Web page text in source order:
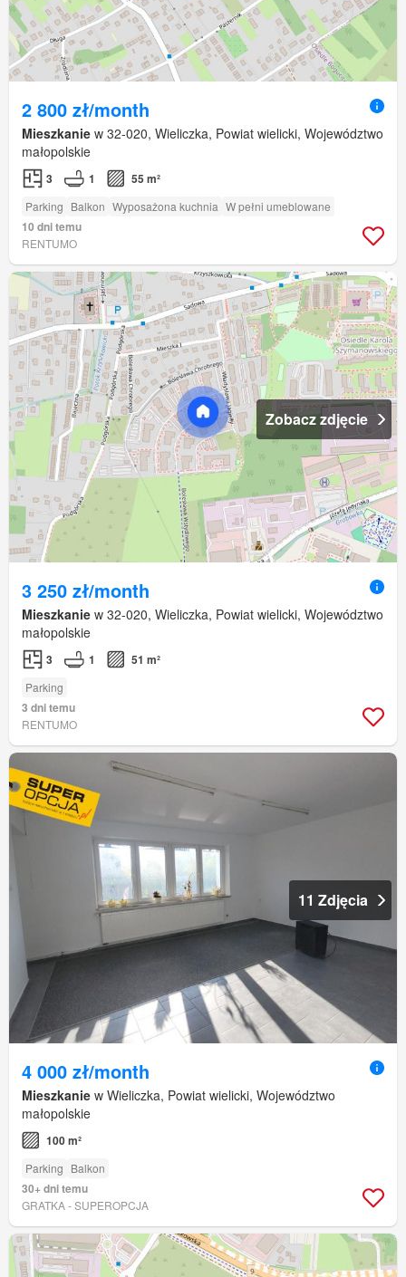
2 800 zł/month
Mieszkanie w 32-020, Wieliczka, Powiat wielicki, Województwo
małopolskie
3 1 55 m²
Parking Balkon Wyposażona kuchnia W pełni umeblowane
10 dni temu
RENTUMO
Zobacz zdjęcie
3 250 zł/month
Mieszkanie w 32-020, Wieliczka, Powiat wielicki, Województwo
małopolskie
3 1 51 m²
Parking
3 dni temu
RENTUMO
11 Zdjęcia
4 000 zł/month
Mieszkanie w Wieliczka, Powiat wielicki, Województwo
małopolskie
100 m²
Parking Balkon
30+ dni temu
GRATKA - SUPEROPCJA